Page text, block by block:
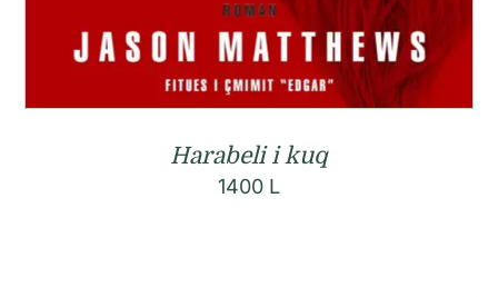
Harabeli i kuq
1400 L